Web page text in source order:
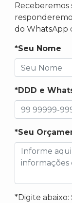
do WhatsApp
*Seu Nome
*DDD e
*Seu
*Digite abaixo: